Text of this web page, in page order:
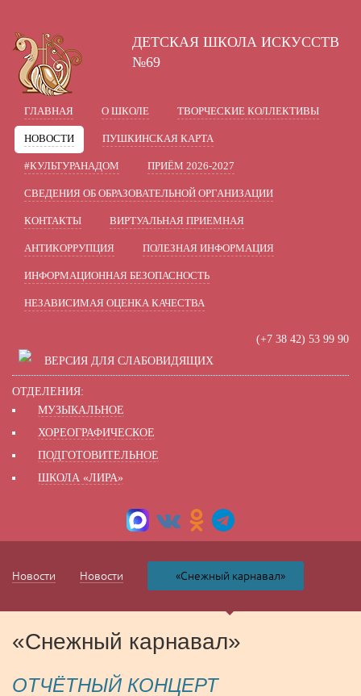
Графика: Включить изображения
Интервал:
Разрядка:
Гарнитура: Без засечек
ДЕТСКАЯ ШКОЛА ИСКУССТВ
№69
ГЛАВНАЯ О ШКОЛЕ ТВОРЧЕСКИЕ КОЛЛЕКТИВЫ
НОВОСТИ ПУШКИНСКАЯ КАРТА
#КУЛЬТУРАНАДОМ ПРИЁМ 2026-2027
СВЕДЕНИЯ ОБ ОБРАЗОВАТЕЛЬНОЙ ОРГАНИЗАЦИИ
КОНТАКТЫ ВИРТУАЛЬНАЯ ПРИЕМНАЯ
АНТИКОРРУПЦИЯ ПОЛЕЗНАЯ ИНФОРМАЦИЯ
ИНФОРМАЦИОННАЯ БЕЗОПАСНОСТЬ
НЕЗАВИСИМАЯ ОЦЕНКА КАЧЕСТВА
(+7 38 42) 53 99 90
ВЕРСИЯ ДЛЯ СЛАБОВИДЯЩИХ
ОТДЕЛЕНИЯ:
МУЗЫКАЛЬНОЕ
ХОРЕОГРАФИЧЕСКОЕ
ПОДГОТОВИТЕЛЬНОЕ
ШКОЛА «ЛИРА»
Новости Новости «Снежный карнавал»
«Снежный карнавал»
ОТЧЁТНЫЙ КОНЦЕРТ